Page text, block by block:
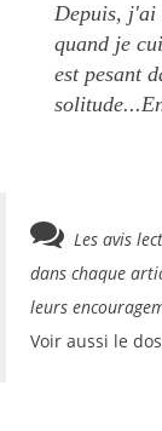
Depuis, j'ai
quand je
est pesant
Les avis
dans chaque
leurs
Voir aussi le